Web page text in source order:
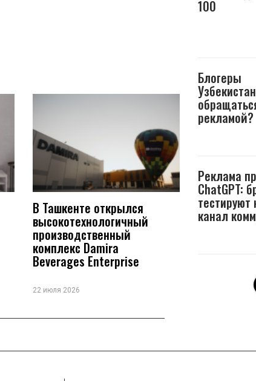
В Ташкенте открылся
высокотехнологичный
производственный
комплекс Damira
Beverages Enterprise
22 июля 2026
100
Блогеры
рекламой?
Реклама
ChatGPT:
канал